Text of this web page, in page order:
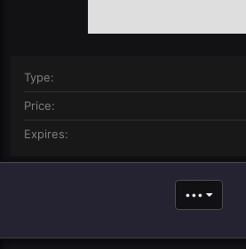
Type
Price
Expires
•••